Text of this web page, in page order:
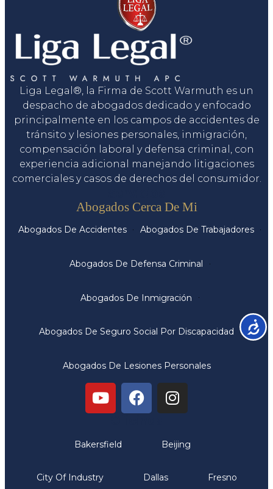
Liga Legal®, la Firma de Scott Warmuth es un
despacho de abogados dedicado y enfocado
principalmente en los campos de accidentes de
tránsito y lesiones personales, inmigración,
compensación laboral y defensa criminal, con
experiencia adicional manejando litigaciones
comerciales y casos de derechos del consumidor.
Abogados Cerca De Mi
Abogados De Accidentes Abogados De Trabajadores
Abogados De Defensa Criminal
Abogados De Inmigración
Abogados De Seguro Social Por Discapacidad
Abogados De Lesiones Personales
Bakersfield Beijing
City Of Industry Dallas Fresno